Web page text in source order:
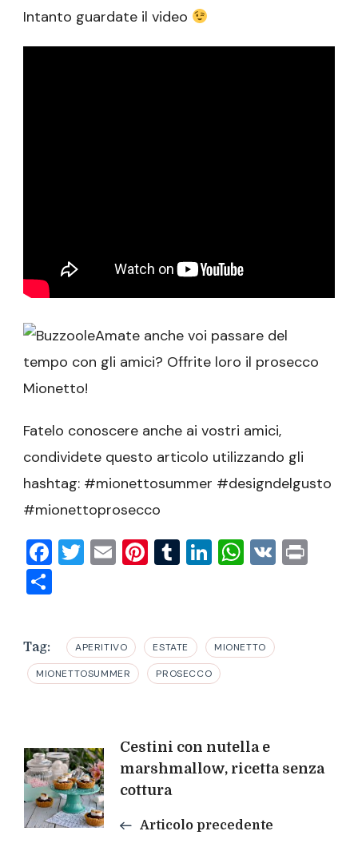
Intanto guardate il video
Amate anche voi passare del
tempo con gli amici? Offrite loro il prosecco
Mionetto!
Fatelo conoscere anche ai vostri amici,
condividete questo articolo utilizzando gli
hashtag: #mionettosummer #designdelgusto
#mionettoprosecco
Facebook
Twitter
EmailPinterest
Tumblr
LinkedIn
VK
Tag: APERITIVO ESTATE MIONETTO
MIONETTOSUMMER PROSECCO
Navigazione
articoli
Cestini con nutella e
marshmallow, ricetta senza
cottura
Articolo precedente